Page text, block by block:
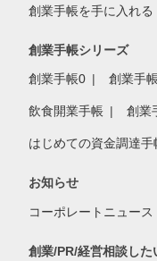
創業手帳を手に入れる
創業手帳シリーズ
創業手帳0 創業手
飲食開業手帳 創業
はじめての資金調達手
お知らせ
コーポレートニュース
創業/PR/経営相談した